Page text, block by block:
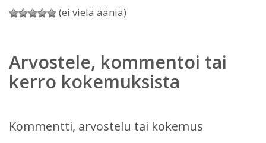
(ei vielä ääniä)
Arvostele, kommentoi tai
kerro kokemuksista
Kommentti, arvostelu tai kokemus